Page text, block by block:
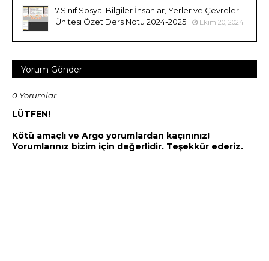
7.Sınıf Sosyal Bilgiler İnsanlar, Yerler ve Çevreler
Ünitesi Özet Ders Notu 2024-2025
Ekim 20, 2024
Yorum Gönder
0 Yorumlar
LÜTFEN!
Kötü amaçlı ve Argo yorumlardan kaçınınız!
Yorumlarınız bizim için değerlidir. Teşekkür ederiz.